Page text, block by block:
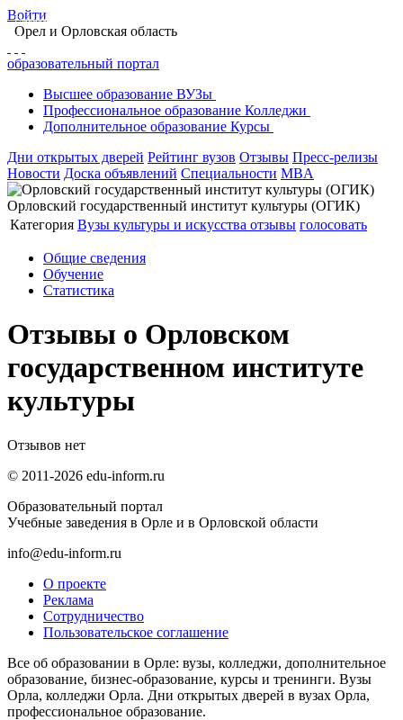
Войти
Орел и Орловская область
образовательный портал
Высшее образование ВУЗы
Профессиональное образование Колледжи
Дополнительное образование Курсы
Дни открытых дверей Рейтинг вузов Отзывы Пресс-релизы
Новости Доска объявлений Специальности MBA
Орловский государственный институт культуры (ОГИК)
Категория Вузы культуры и искусства отзывы голосовать
Главная
Орловский государственный институт культуры
Общие сведения
Обучение
Статистика
Отзывы о Орловском
государственном институте
культуры
Отзывов нет
© 2011-2026 edu-inform.ru
Образовательный портал
Учебные заведения в Орле и в Орловской области
info@edu-inform.ru
О проекте
Реклама
Сотрудничество
Пользовательское соглашение
Все об образовании в Орле: вузы, колледжи, дополнительное
образование, бизнес-образование, курсы и тренинги. Вузы
Орла, колледжи Орла. Дни открытых дверей в вузах Орла,
профессиональное образование.